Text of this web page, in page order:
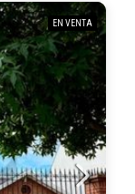
EN VENTA